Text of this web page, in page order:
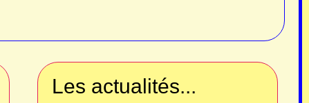
Les actualités...